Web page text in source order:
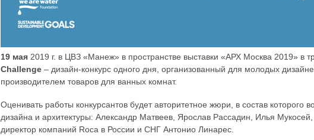
19 мая 2019 г. в ЦВЗ «Манеж» в пространстве выставки «АРХ Москва 2019» в
Challenge – дизайн-конкурс одного дня, организованный для молодых
производителем товаров для ванных комнат.
Оценивать работы конкурсантов будет авторитетное жюри, в состав
дизайна и архитектуры: Александр Матвеев, Ярослав Рассадин, Илья
директор компаний Roca в России и СНГ Антонио Линарес.